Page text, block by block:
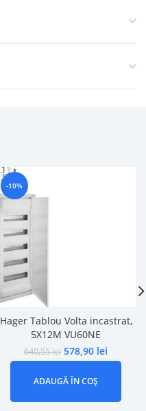
-10%
Hager Tablou Volta incastrat,
5X12M VU60NE
640,55lei 578,90 lei
ADAUGĂ ÎN COȘ